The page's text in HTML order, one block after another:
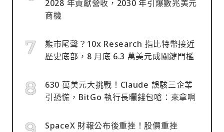
2028 年貢獻營收，2030 年引爆數兆美元
商機
熊市尾聲？10x Research 指比特幣接近
歷史底部，8 月底 6.3 萬美元成關鍵門檻
630 萬美元大挑戰！Claude 誤駭三企業
引恐慌，BitGo 執行長曬錢包嗆：來拿啊
SpaceX 財報公布後重挫！股價重挫